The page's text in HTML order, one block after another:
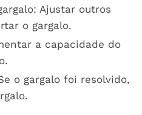
Ajustar outros
o gargalo.
a capacidade do
o gargalo foi resolvido,